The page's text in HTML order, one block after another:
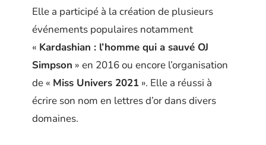
Elle a participé à la création de plusieurs
événements populaires notamment
« Kardashian : l’homme qui a sauvé OJ
Simpson » en 2016 ou encore l’organisation
de « Miss Univers 2021 ». Elle a réussi à
écrire son nom en lettres d’or dans divers
domaines.